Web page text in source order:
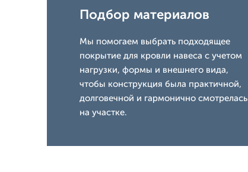
Подбор материалов
Мы помогаем выбрать подходящее
покрытие для кровли навеса с учетом
нагрузки, формы и внешнего вида,
чтобы конструкция была практичной,
долговечной и гармонично смотрелась
на участке.